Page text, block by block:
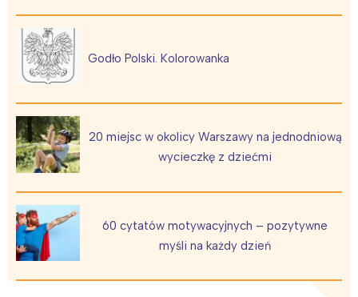
Godło Polski. Kolorowanka
20 miejsc w okolicy Warszawy na jednodniową
wycieczkę z dziećmi
60 cytatów motywacyjnych – pozytywne
myśli na każdy dzień